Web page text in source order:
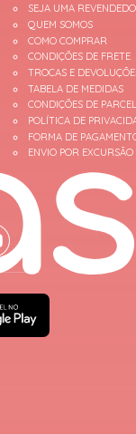
SEJA UMA
QUEM SOMOS
COMO COMPRAR
CONDIÇÕES DE FRETE
TROCAS E
TABELA DE MEDIDAS
CONDIÇÕES DE
POLÍTICA DE
FORMA DE
ENVIO POR EXCURSÃO